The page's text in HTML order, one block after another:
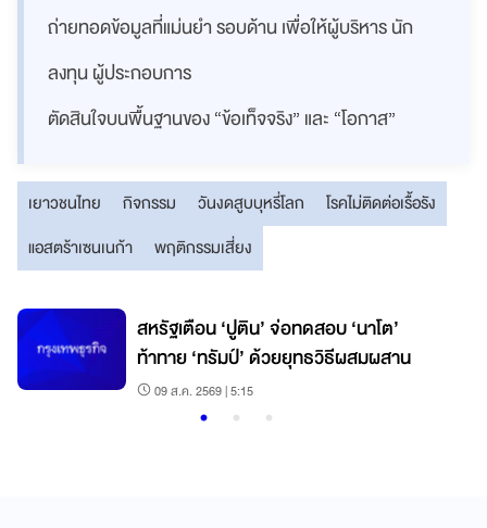
ถ่ายทอดข้อมูลที่แม่นยำ รอบด้าน เพื่อให้ผู้บริหาร นัก
ลงทุน ผู้ประกอบการ
ตัดสินใจบนพื้นฐานของ “ข้อเท็จจริง” และ “โอกาส”
เยาวชนไทย กิจกรรม วันงดสูบบุหรี่โลก
โรคไม่ติดต่อเรื้อรัง
แอสตร้าเซนเนก้า
พฤติกรรมเสี่ยง
สหรัฐเตือน ‘ปูติน’ จ่อทดสอบ ‘นาโต’
ท้าทาย ‘ทรัมป์’ ด้วยยุทธวิธีผสมผสาน
09 ส.ค. 2569 | 5:15